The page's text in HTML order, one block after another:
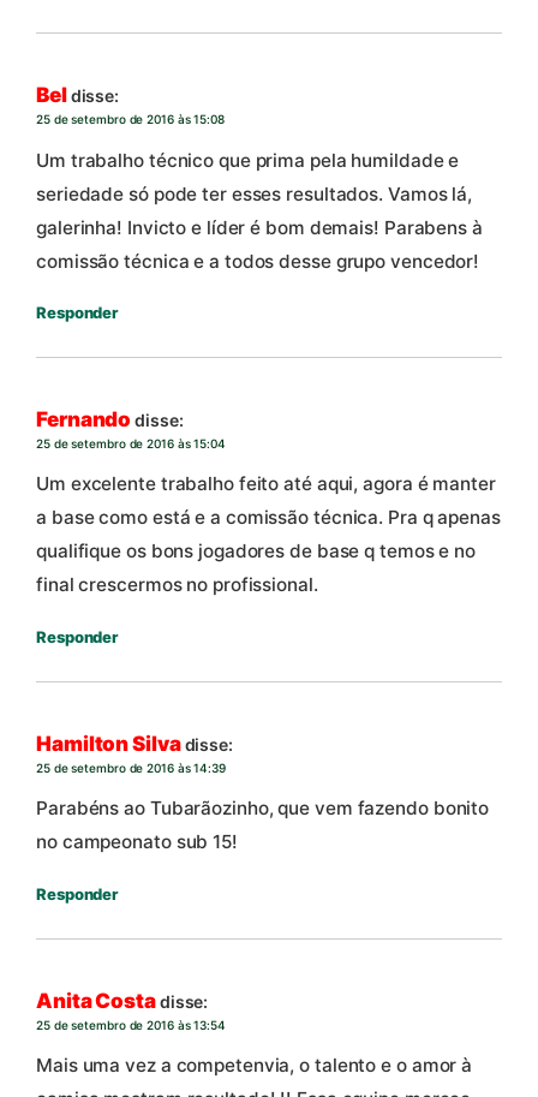
Beldisse:
25 de setembro de 2016 às 15:08
Um trabalho técnico que prima pela humildade e
seriedade só pode ter esses resultados. Vamos lá,
galerinha! Invicto e líder é bom demais! Parabens à
comissão técnica e a todos desse grupo vencedor!
Responder
Fernando disse:
25 de setembro de 2016 às 15:04
Um excelente trabalho feito até aqui, agora é manter
a base como está e a comissão técnica. Pra q apenas
qualifique os bons jogadores de base q temos e no
final crescermos no profissional.
Responder
Hamilton Silvadisse:
25 de setembro de 2016 às 14:39
Parabéns ao Tubarãozinho, que vem fazendo bonito
no campeonato sub 15!
Responder
Anita Costadisse:
25 de setembro de 2016 às 13:54
Mais uma vez a competenvia, o talento e o amor à